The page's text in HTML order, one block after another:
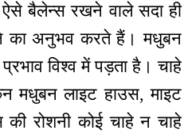
ऐसे बैलेन्स रखने वाले सदा ही
अनुभव करते हैं। मधुबन
विश्व में पड़ता है। चाहे
मधुबन लाइट हाउस, माइट
रोशनी कोई चाहे न चाहे